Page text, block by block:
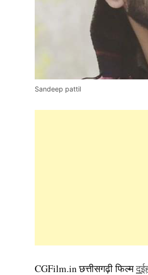
Sandeep pattil
CGFilm.in छत्तीसगढ़ी फिल्म